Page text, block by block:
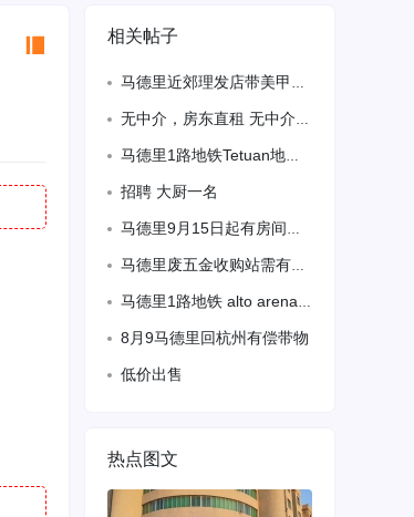
相关帖子
马德里近郊理发店带美甲需美甲大工中工包午餐 微信TH15898825508
无中介，房东直租 无中介，房东直租，马德里市中心salmanca 富人区.2、6
马德里1路地铁Tetuan地区，百元店及糖果店招熟练半天工，上班时间18:00—
招聘 大厨一名
马德里9月15日起有房间出租，房东直租 位置:plaza eliptica地铁口
马德里废五金收购站需有居留男工人，包吃住，周末休息665282339
马德里1路地铁 alto arena 招聘周末帮厨需要熟练炒饭
8月9马德里回杭州有偿带物
低价出售
热点图文